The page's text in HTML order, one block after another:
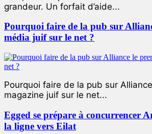
grandeur. Un forfait d’aide...
Pourquoi faire de la pub sur
média juif sur le net ?
Pourquoi faire de la pub sur
magazine juif sur le net...
Egged se prépare à concurrencer
la ligne vers Eilat